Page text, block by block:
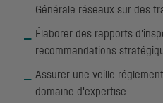
Générale réseaux sur des
Élaborer des rapports
recommandations
Assurer une veille
domaine d'expertise